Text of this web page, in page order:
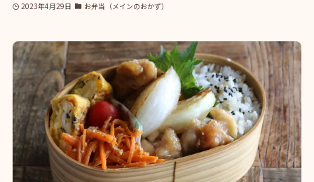
2023年4月29日 お弁当（メインのおかず）